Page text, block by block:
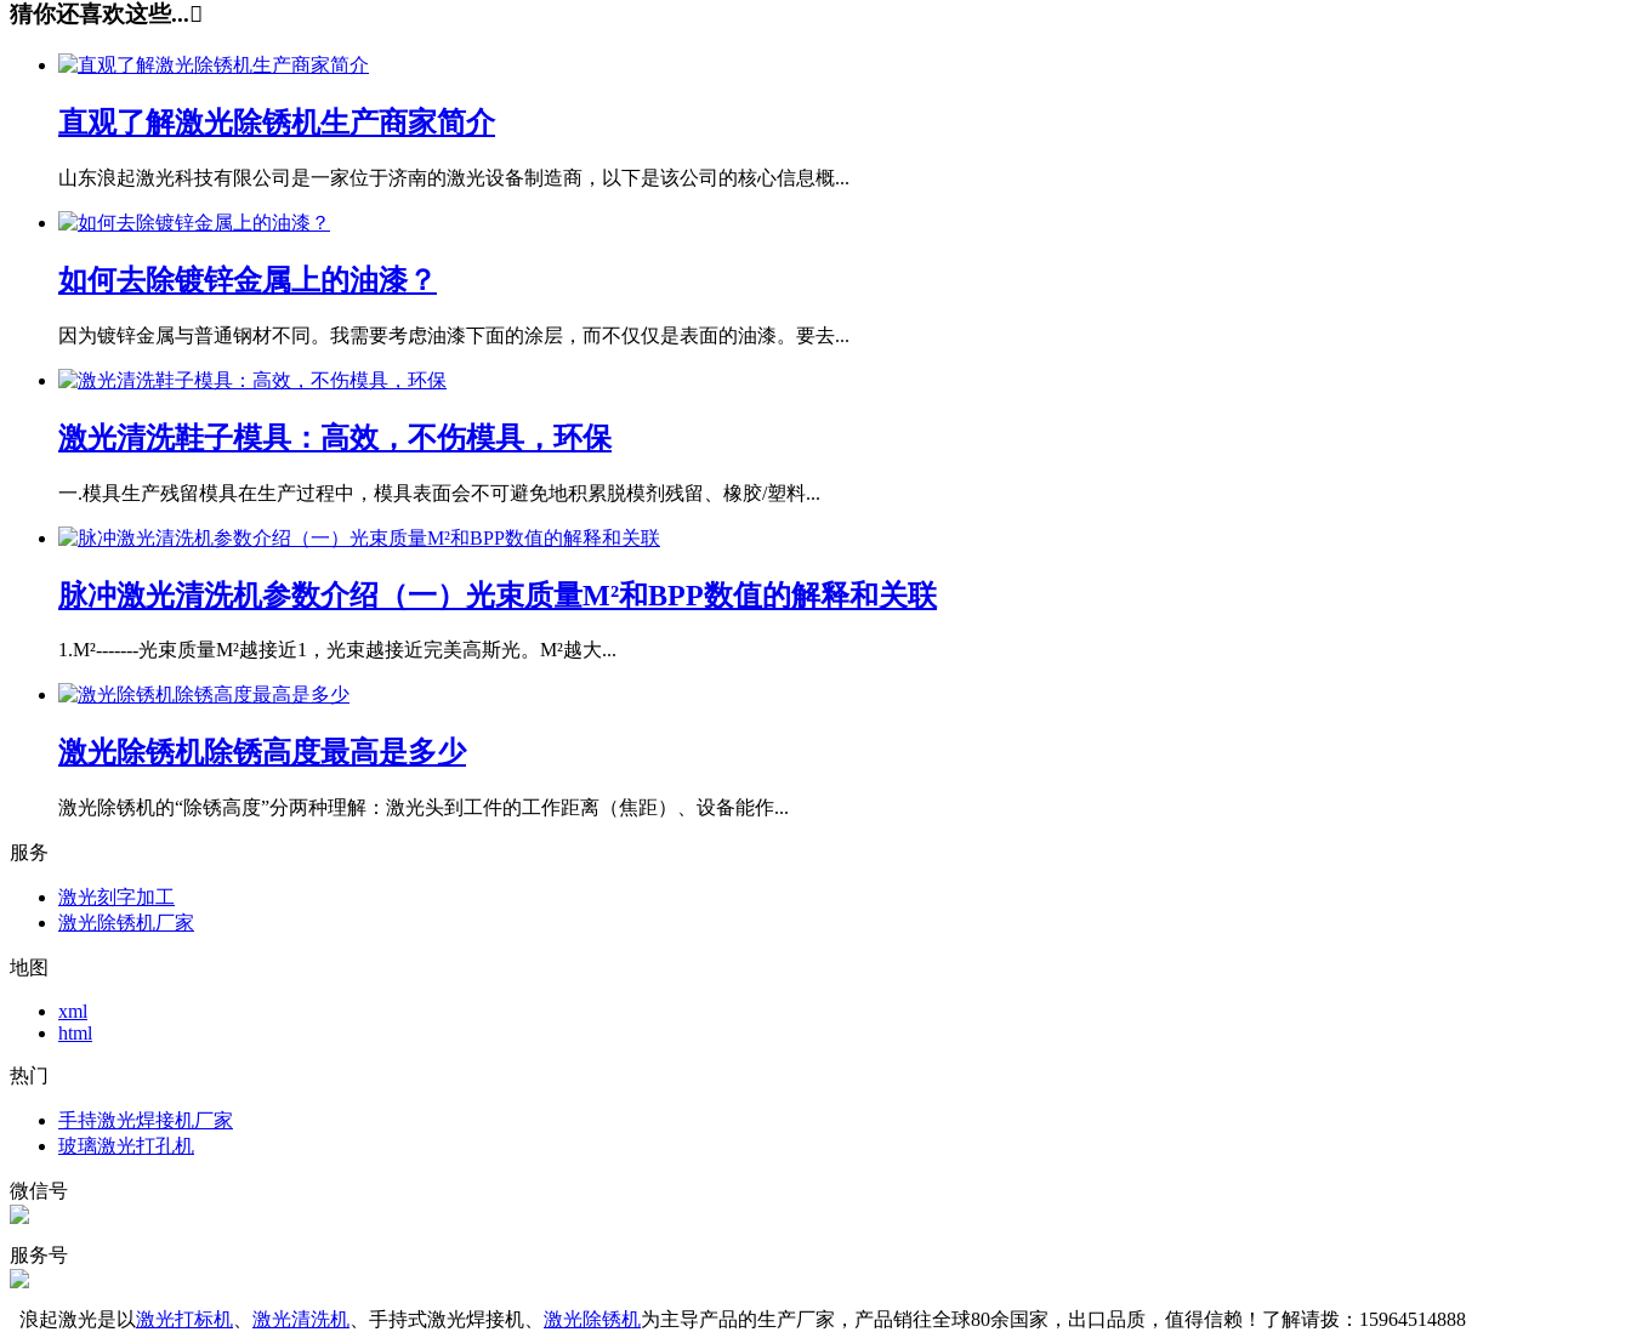
猜你还喜欢这些...
直观了解激光除锈机生产商家简介
山东浪起激光科技有限公司是一家位于济南的激光设备制造商，以下是该公司的核心信息概...
如何去除镀锌金属上的油漆？
因为镀锌金属与普通钢材不同。我需要考虑油漆下面的涂层，而不仅仅是表面的油漆。要去...
激光清洗鞋子模具：高效，不伤模具，环保
一.模具生产残留模具在生产过程中，模具表面会不可避免地积累脱模剂残留、橡胶/塑料...
脉冲激光清洗机参数介绍（一）光束质量M²和BPP数值的解释和关联
1.M²-------光束质量M²越接近1，光束越接近完美高斯光。M²越大...
激光除锈机除锈高度最高是多少
激光除锈机的“除锈高度”分两种理解：激光头到工件的工作距离（焦距）、设备能作...
服务
激光刻字加工
激光除锈机厂家
地图
xml
html
热门
手持激光焊接机厂家
玻璃激光打孔机
微信号
服务号
浪起激光是以激光打标机 激光清洗机 、手持式激光焊接机、 激光除锈机为主导产品的生产厂家，产品销往全球80余国家，出口品质，值得信赖！了解请拨：15964514888